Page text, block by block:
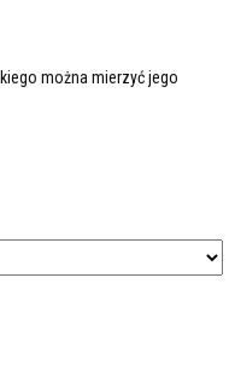
można mierzyć jego